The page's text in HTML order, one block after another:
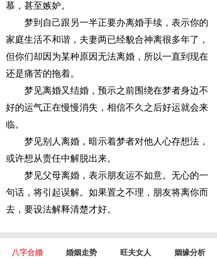
慕，甚至嫉妒。
梦到自己跟另一半正要办离婚手续，表示你的
家庭生活不和谐，夫妻两已经貌合神离很多年了，
但你们却因为某种原因无法离婚，所以一直到现在
还是痛苦的拖着。
梦见离婚又结婚，预示之前围绕在梦者身边不
好的运气正在慢慢消失，相信不久之后好运就会来
临。
梦见别人离婚，暗示着梦者对他人心存想法，
或许想从责任中解脱出来。
梦见父母离婚，表示朋友运不如意。无心的一
句话，将引起误解。如果置之不理，朋友将离你而
去，要设法解释清楚才好。
八字合婚 婚姻走势 旺夫女人 姻缘分析